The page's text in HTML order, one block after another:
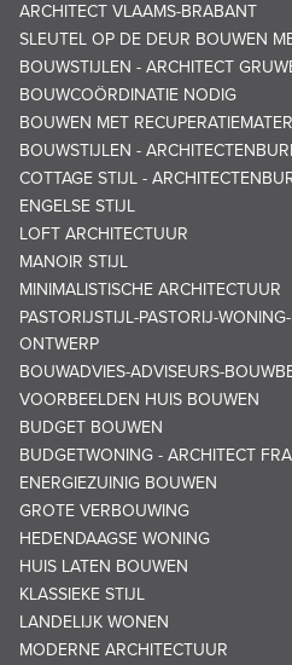
ARCHITECT VLAAMS-BRABANT
SLEUTEL OP DE DEUR BOUWEN
BOUWSTIJLEN - ARCHITECT
BOUWCOÖRDINATIE NODIG
BOUWEN MET
BOUWSTIJLEN -
COTTAGE STIJL -
ENGELSE STIJL
LOFT ARCHITECTUUR
MANOIR STIJL
MINIMALISTISCHE ARCHITECTUUR
PASTORIJSTIJL-PASTORIJ-
ONTWERP
BOUWADVIES-ADVISEURS-
VOORBEELDEN HUIS BOUWEN
BUDGET BOUWEN
BUDGETWONING - ARCHITECT
ENERGIEZUINIG BOUWEN
GROTE VERBOUWING
HEDENDAAGSE WONING
HUIS LATEN BOUWEN
KLASSIEKE STIJL
LANDELIJK WONEN
MODERNE ARCHITECTUUR